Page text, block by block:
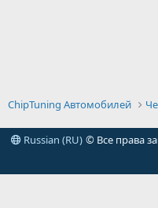
ChipTuning Автомобилей
Russian (RU) © Все права